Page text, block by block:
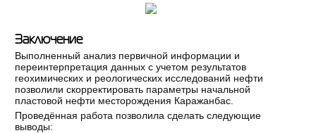
Заключение
Выполненный анализ первичной информации и
переинтерпретация данных с учетом результатов
геохимических и реологических исследований нефти
позволили скорректировать параметры начальной
пластовой нефти месторождения Каражанбас.
Проведённая работа позволила сделать следующие
выводы: